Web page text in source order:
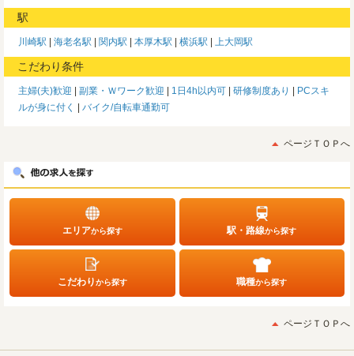
駅
川崎駅 海老名駅 関内駅 本厚木駅 横浜駅 上大岡駅
こだわり条件
主婦(夫)歓迎 副業・Ｗワーク歓迎 1日4h以内可 研修制度あり
PCスキ
ルが身に付く
バイク/自転車通勤可
ページＴＯＰへ
エリアから探す 駅・路線から探す
こだわりから探す 職種から探す
ページＴＯＰへ